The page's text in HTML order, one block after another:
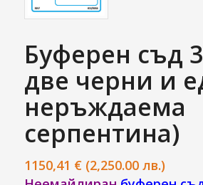
Буферен съд
две черни и
неръждаема
серпентина)
1150,41 € (2,250.00 лв.)